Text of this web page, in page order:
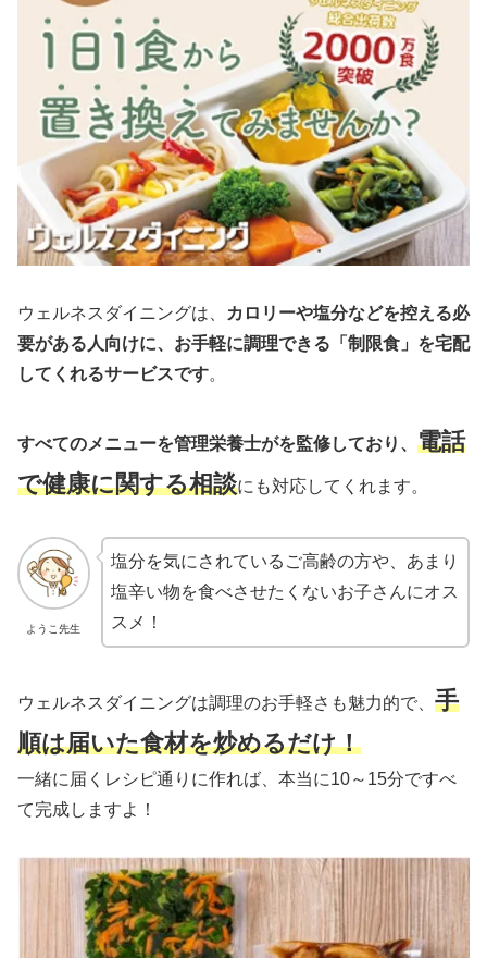
ウェルネスダイニングは、
カロリーや塩分などを控える必
要がある人向けに、お手軽に調理できる「制限食」を宅配
してくれるサービスです。
すべてのメニューを管理栄養士がを監修しており、 電話
で健康に関する相談にも対応してくれます。
ようこ先生
塩分を気にされているご高齢の方や、あまり
塩辛い物を食べさせたくないお子さんにオス
スメ！
ウェルネスダイニングは調理のお手軽さも魅力的で、 手
順は届いた食材を炒めるだけ！
一緒に届くレシピ通りに作れば、本当に10～15分ですべ
て完成しますよ！